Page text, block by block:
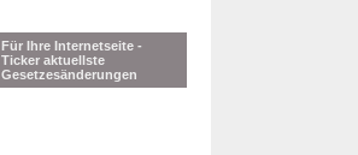
Für Ihre Internetseite -
Ticker aktuellste
Gesetzesänderungen